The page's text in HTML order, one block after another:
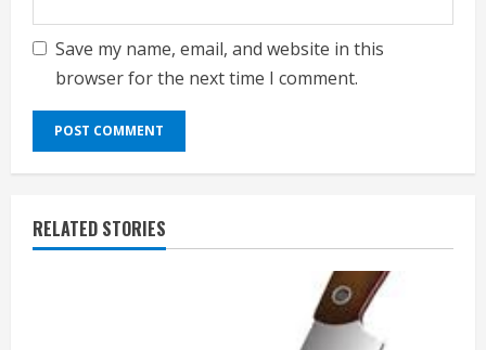
Save my name, email, and website in this
browser for the next time I comment.
RELATED STORIES